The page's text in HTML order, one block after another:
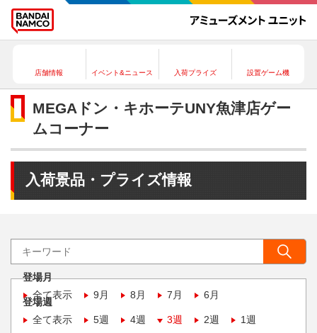
店舗情報 イベント&ニュース 入荷プライズ 設置ゲーム機
MEGAドン・キホーテUNY魚津店ゲー
ムコーナー
入荷景品・プライズ情報
登場月
全て表示
9月 8月 7月 6月
登場週
全て表示
5週 4週 3週 2週 1週